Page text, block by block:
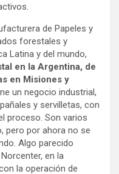
de Papeles y
forestales y
Latina y del mundo,
en la Argentina, de
en Misiones y
un negocio industrial,
y servilletas, con
proceso. Son varios
pero por ahora no se
Algo parecido
en la
la operación de